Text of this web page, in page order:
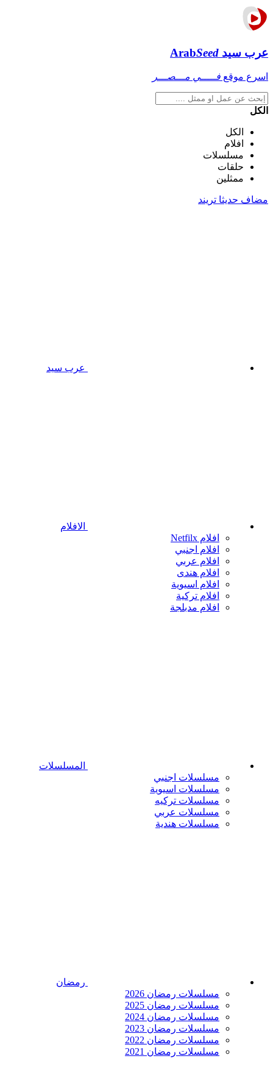
عرب سيد ArabSeed
اسرع موقع فـــــي مـــصـــر
الكل
الكل
افلام
مسلسلات
حلقات
ممثلين
مضاف حديثا تريند
عرب سيد
الافلام
افلام Netfilx
افلام اجنبي
افلام عربي
افلام هندى
افلام اسيوية
افلام تركية
افلام مدبلجة
المسلسلات
مسلسلات اجنبي
مسلسلات اسيوية
مسلسلات تركيه
مسلسلات عربي
مسلسلات هندية
رمضان
مسلسلات رمضان 2026
مسلسلات رمضان 2025
مسلسلات رمضان 2024
مسلسلات رمضان 2023
مسلسلات رمضان 2022
مسلسلات رمضان 2021